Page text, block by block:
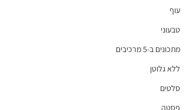
עוף
טבעוני
מתכונים ב-5 מרכיבים
ללא גלוטן
סלטים
פסטה